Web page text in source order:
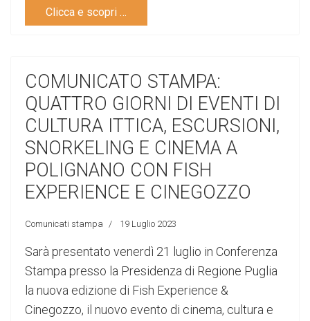
Clicca e scopri …
COMUNICATO STAMPA:
QUATTRO GIORNI DI EVENTI DI
CULTURA ITTICA, ESCURSIONI,
SNORKELING E CINEMA A
POLIGNANO CON FISH
EXPERIENCE E CINEGOZZO
Comunicati stampa 19 Luglio 2023
Sarà presentato venerdì 21 luglio in Conferenza
Stampa presso la Presidenza di Regione Puglia
la nuova edizione di Fish Experience &
Cinegozzo, il nuovo evento di cinema, cultura e